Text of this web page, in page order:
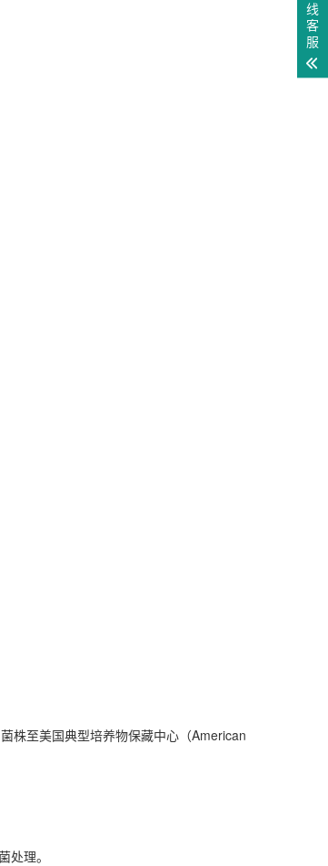
株至美国典型培养物保藏中心（American
理。
线
客
服